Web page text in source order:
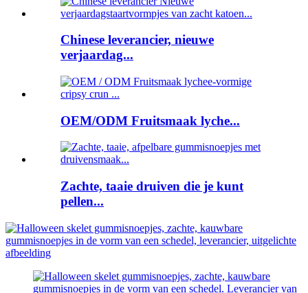
Chinese leverancier, nieuwe
verjaardag...
OEM/ODM Fruitsmaak lyche...
Zachte, taaie druiven die je kunt
pellen...